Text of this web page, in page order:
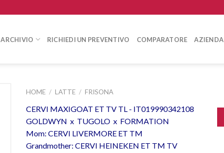
ARCHIVIO RICHIEDI UN PREVENTIVO COMPARATORE AZIENDA
HOME / LATTE / FRISONA
CERVI MAXIGOAT ET TV TL - IT019990342108
GOLDWYN x TUGOLO x FORMATION
Mom: CERVI LIVERMORE ET TM
Grandmother: CERVI HEINEKEN ET TM TV